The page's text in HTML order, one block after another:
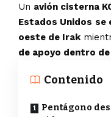
Un avión cisterna
Estados Unidos se
oeste de Irak
de apoyo dentro
Contenido
Pentágono